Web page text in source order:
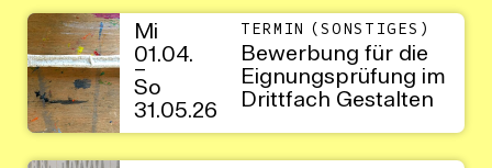
Mi
01.04.
–
So
31.05.26
TERMIN (SONSTIGES)
Bewerbung für die
Eignungsprüfung im
Drittfach Gestalten